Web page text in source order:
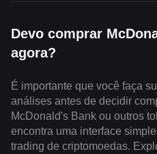
Devo comprar
agora?
É importante que você faça
análises antes de decidir
McDonald's Bank ou outros
encontra uma interface
trading de criptomoedas.